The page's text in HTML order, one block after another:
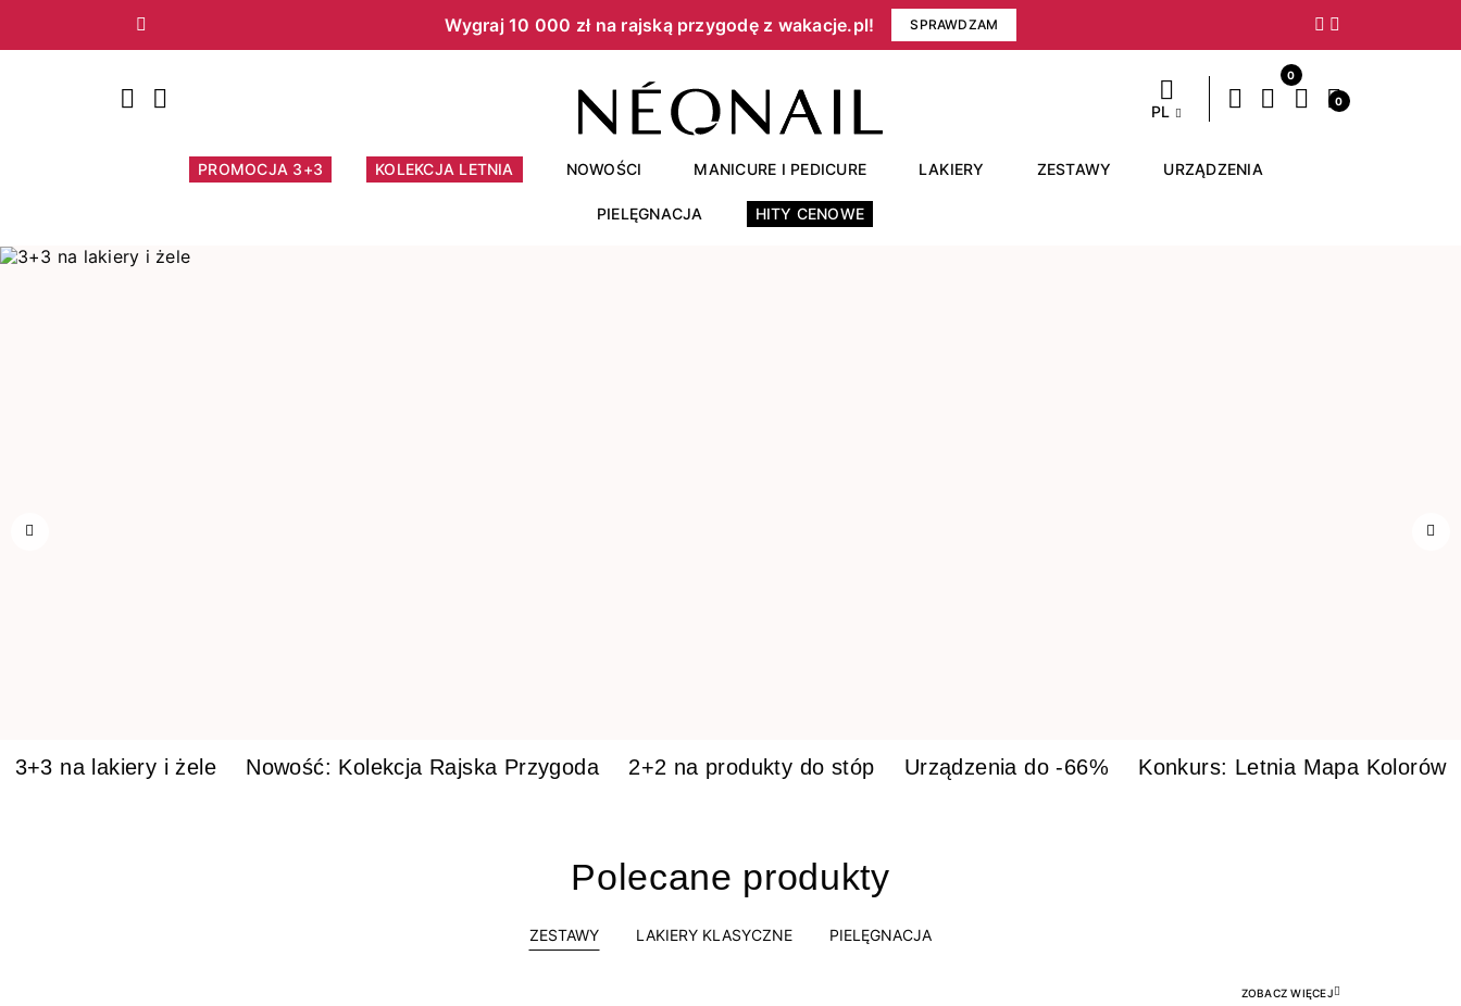
Wygraj 10 000 zł na rajską przygodę z wakacje.pl!​ SPRAWDZAM
Poprzedni Następny
PL
0
0
PROMOCJA 3+3 KOLEKCJA LETNIA NOWOŚCI MANICURE I PEDICURE LAKIERY ZESTAWY URZĄDZENIA
PIELĘGNACJA HITY CENOWE
3+3 na lakiery i żele Nowość: Kolekcja Rajska Przygoda 2+2 na produkty do stóp Urządzenia do -66% Konkurs: Letnia Mapa Kolorów
Polecane produkty
ZESTAWY LAKIERY KLASYCZNE PIELĘGNACJA
ZOBACZ WIĘCEJ